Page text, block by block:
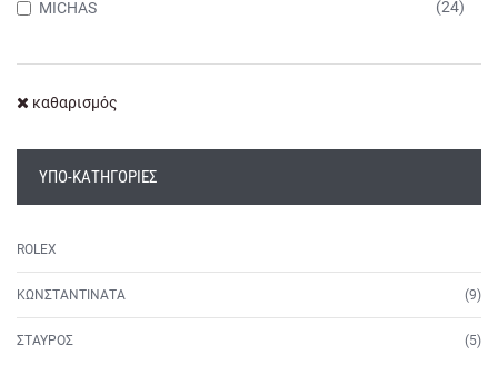
MICHAS
(24)
καθαρισμός
ΥΠΟ-ΚΑΤΗΓΟΡΊΕΣ
ROLEX
ΚΩΝΣΤΑΝΤΙΝΑΤΑ (9)
ΣΤΑΥΡΟΣ (5)